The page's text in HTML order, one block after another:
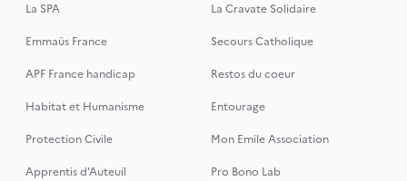
La SPA
La Cravate Solidaire
Emmaüs France
Secours Catholique
APF France handicap
Restos du coeur
Habitat et Humanisme
Entourage
Protection Civile
Mon Emile Association
Apprentis d’Auteuil
Pro Bono Lab